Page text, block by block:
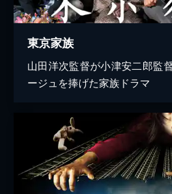
東京家族
山田洋次監督が小津安二郎監
ージュを捧げた家族ドラマ